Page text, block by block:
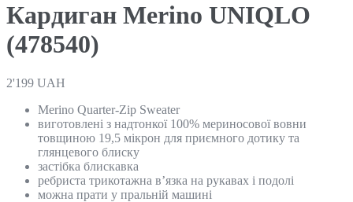
Кардиган Merino UNIQLO
(478540)
2'199 UAH
Merino Quarter-Zip Sweater
виготовлені з надтонкої 100% мериносової вовни
товщиною 19,5 мікрон для приємного дотику та
глянцевого блиску
застібка блискавка
ребриста трикотажна в’язка на рукавах і подолі
можна прати у пральній машині